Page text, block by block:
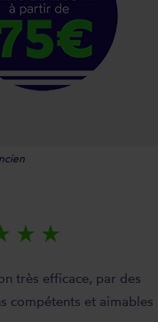
star_rate star_rate
très efficace, par des
compétents et aimables